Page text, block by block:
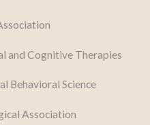
and Cognitive Therapies
Behavioral Science
Association